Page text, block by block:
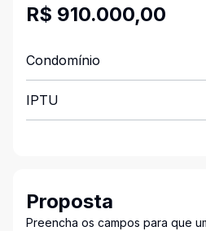
R$ 910.000,00
Condomínio
IPTU
Proposta
Preencha os campos para que